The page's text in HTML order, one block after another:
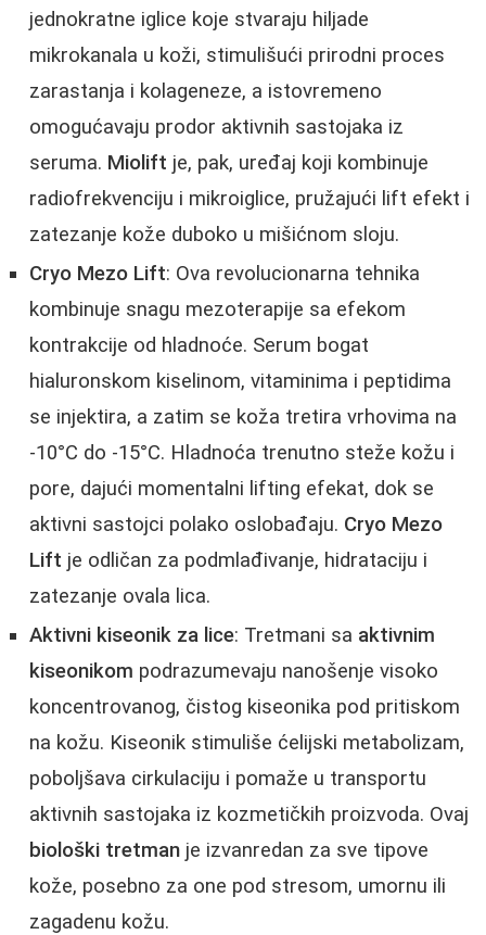
jednokratne iglice koje stvaraju hiljade
mikrokanala u koži, stimulišući prirodni proces
zarastanja i kolageneze, a istovremeno
omogućavaju prodor aktivnih sastojaka iz
seruma. Miolift je, pak, uređaj koji kombinuje
radiofrekvenciju i mikroiglice, pružajući lift efekt i
zatezanje kože duboko u mišićnom sloju.
Cryo Mezo Lift: Ova revolucionarna tehnika
kombinuje snagu mezoterapije sa efekom
kontrakcije od hladnoće. Serum bogat
hialuronskom kiselinom, vitaminima i peptidima
se injektira, a zatim se koža tretira vrhovima na
-10°C do -15°C. Hladnoća trenutno steže kožu i
pore, dajući momentalni lifting efekat, dok se
aktivni sastojci polako oslobađaju. Cryo Mezo
Lift je odličan za podmlađivanje, hidrataciju i
zatezanje ovala lica.
Aktivni kiseonik za lice: Tretmani sa aktivnim
kiseonikom podrazumevaju nanošenje visoko
koncentrovanog, čistog kiseonika pod pritiskom
na kožu. Kiseonik stimuliše ćelijski metabolizam,
poboljšava cirkulaciju i pomaže u transportu
aktivnih sastojaka iz kozmetičkih proizvoda. Ovaj
biološki tretman je izvanredan za sve tipove
kože, posebno za one pod stresom, umornu ili
zagadenu kožu.